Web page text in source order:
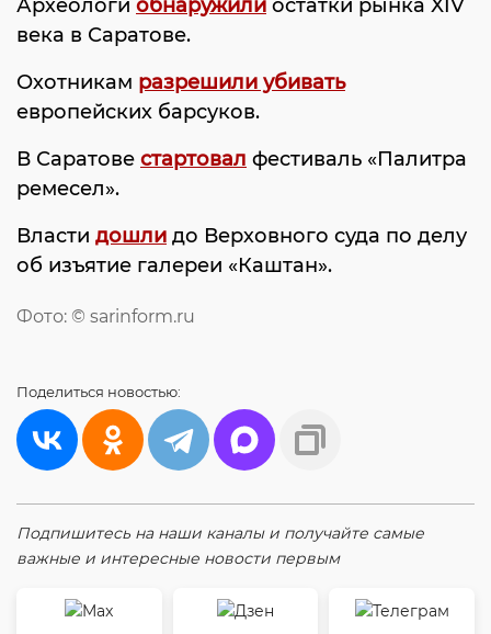
Археологи обнаружили остатки рынка XIV
века в Саратове.
Охотникам разрешили убивать
европейских барсуков.
В Саратове стартовал фестиваль «Палитра
ремесел».
Власти дошли до Верховного суда по делу
об изъятие галереи «Каштан».
Фото: © sarinform.ru
Поделиться новостью:
Подпишитесь на наши каналы и получайте самые
важные и интересные новости первым